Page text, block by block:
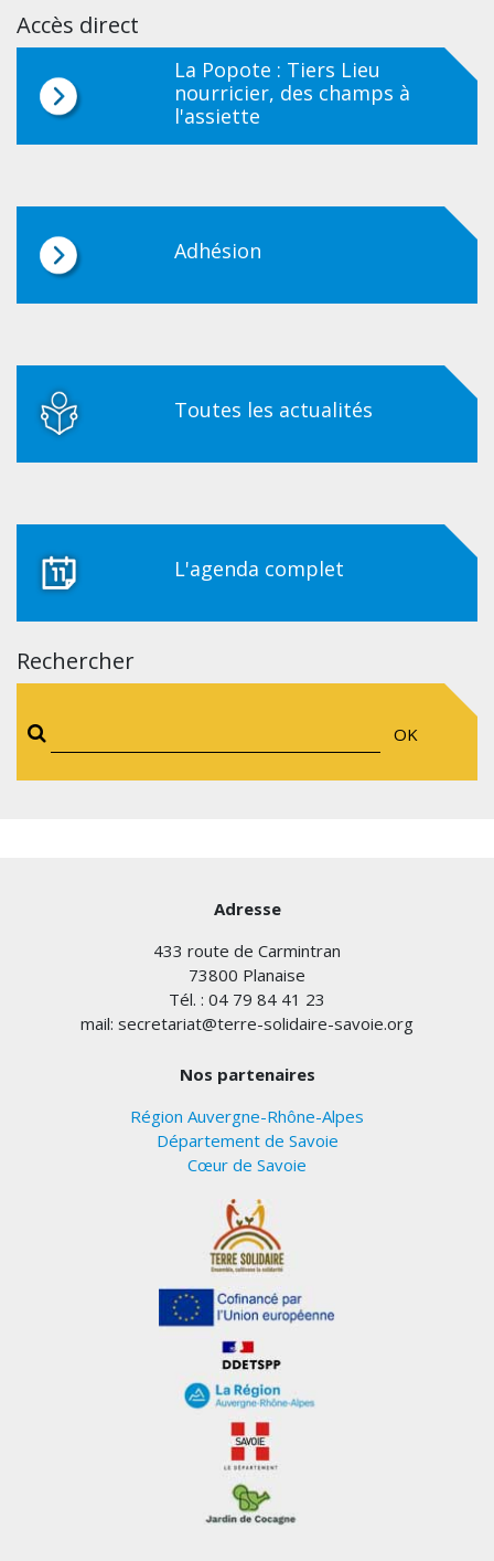
Accès direct
La Popote : Tiers Lieu
nourricier, des champs à
l'assiette
Adhésion
Toutes les actualités
L'agenda complet
Rechercher
OK
Adresse
433 route de Carmintran
73800 Planaise
Tél. : 04 79 84 41 23
mail: secretariat@terre-solidaire-savoie.org
Nos partenaires
Région Auvergne-Rhône-Alpes
Département de Savoie
Cœur de Savoie